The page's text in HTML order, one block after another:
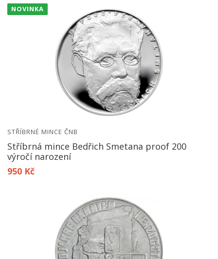
NOVINKA
STŘÍBRNÉ MINCE ČNB
Stříbrná mince Bedřich Smetana proof 200
výročí narození
950 Kč